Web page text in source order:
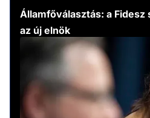
Államfőválasztás: a
az új elnök